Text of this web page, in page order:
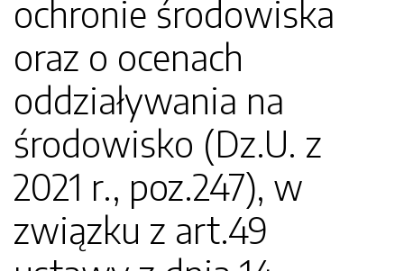
ochronie środowiska
oraz o ocenach
oddziaływania na
środowisko (Dz.U. z
2021 r., poz.247), w
związku z art.49